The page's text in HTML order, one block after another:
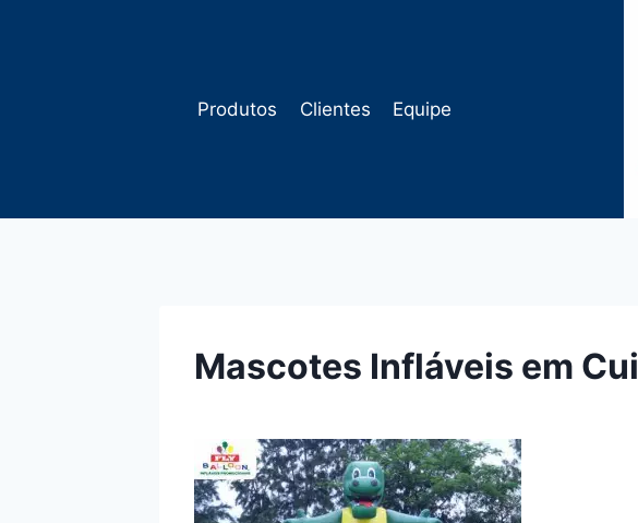
Produtos Clientes Equipe
Mascotes Infláveis em